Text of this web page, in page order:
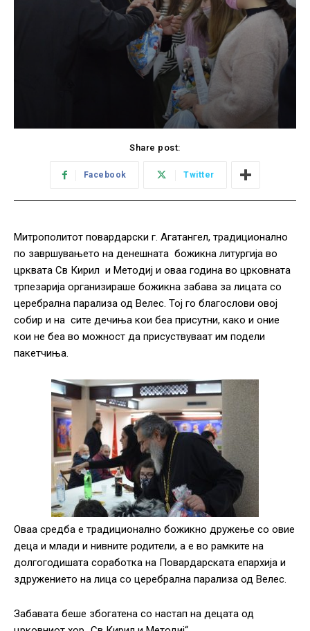
Share post:
Facebook Twitter
Митрополитот повардарски г. Агатангел, традиционално
по завршувањето на денешната божикна литургија во
црквата Св Кирил и Метoдиј и оваа година во црковната
трпезарија организираше божикна забава за лицата со
церебрална парализа од Велес. Тој го благослови овој
собир и на сите дечиња кои беа присутни, како и оние
кои не беа во можност да присуствуваат им подели
пакетчиња.
Оваа средба е традиционално божикно дружење со овие
деца и млади и нивните родители, а е во рамките на
долгогодишата соработка на Повардарската епархија и
здружението на лица со церебрална парализа од Велес.
Забавата беше збогатена со настап на децата од